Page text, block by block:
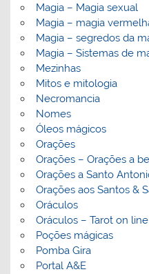
Magia – Magia sexual
Magia – magia
Magia – segredos da
Magia – Sistemas de
Mezinhas
Mitos e mitologia
Necromancia
Nomes
Óleos mágicos
Orações
Orações – Orações a
Orações a Santo
Orações aos Santos &
Oráculos
Oráculos – Tarot on line
Poções mágicas
Pomba Gira
Portal A&E